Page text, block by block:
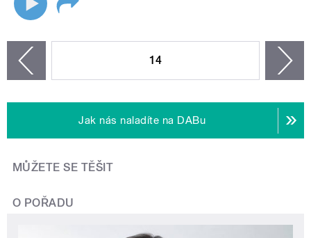
14
Jak nás naladíte na DABu
MŮŽETE SE TĚŠIT
O POŘADU